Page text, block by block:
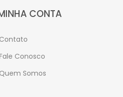
CONTA
Contato
Conosco
Quem Somos